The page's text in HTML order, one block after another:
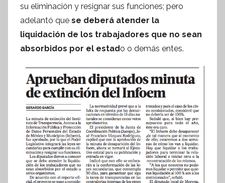
n
t
e
s
I
n
f
o
r
m
a
t
su eliminación y resignar sus funciones; pero
adelantó que se deberá atender la
liquidación de los trabajadores que no sean
absorbidos por el estado o demás entes.